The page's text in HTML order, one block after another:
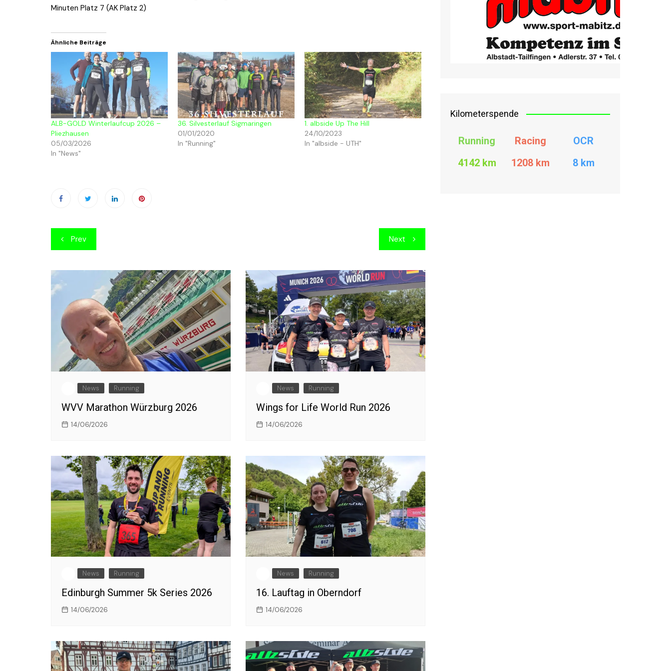
Minuten Platz 7 (AK Platz 2)
Ähnliche Beiträge
ALB-GOLD Winterlaufcup 2026 –
Pliezhausen
05/03/2026
In "News"
36. Silvesterlauf Sigmaringen
01/01/2020
In "Running"
1. albside Up The Hill
24/10/2023
In "albside - UTH"
Beitragsnavigation
Prev Next
News Running
WVV Marathon Würzburg 2026
14/06/2026
News Running
Wings for Life World Run 2026
14/06/2026
News Running
Edinburgh Summer 5k Series 2026
14/06/2026
News Running
16. Lauftag in Oberndorf
14/06/2026
Kilometerspende
Running
4142 km
Racing
1208 km
OCR
8 km